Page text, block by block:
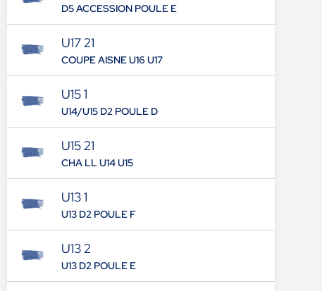
D5 ACCESSION POULE E
U17 21
COUPE AISNE U16 U17
U15 1
U14/U15 D2 POULE D
U15 21
CHA LL U14 U15
U13 1
U13 D2 POULE F
U13 2
U13 D2 POULE E